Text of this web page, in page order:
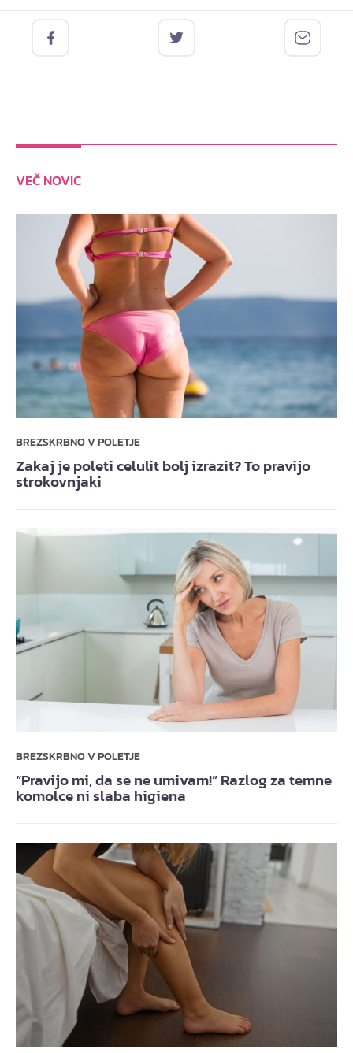
VEČ NOVIC
BREZSKRBNO V POLETJE
Zakaj je poleti celulit bolj izrazit? To pravijo
strokovnjaki
BREZSKRBNO V POLETJE
“Pravijo mi, da se ne umivam!” Razlog za temne
komolce ni slaba higiena